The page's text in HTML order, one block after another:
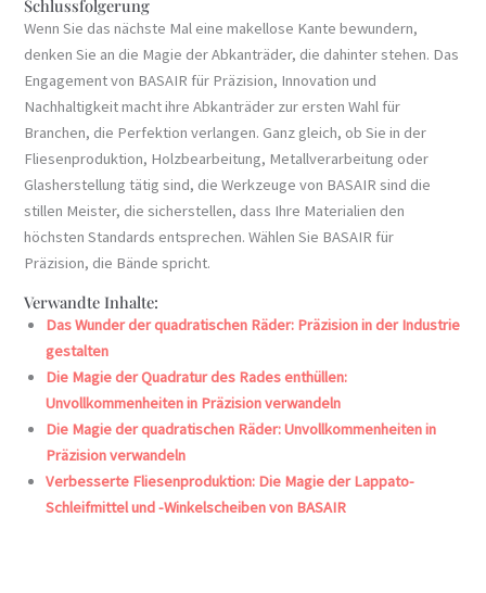
Schlussfolgerung
Wenn Sie das nächste Mal eine makellose Kante bewundern,
denken Sie an die Magie der Abkanträder, die dahinter stehen. Das
Engagement von BASAIR für Präzision, Innovation und
Nachhaltigkeit macht ihre Abkanträder zur ersten Wahl für
Branchen, die Perfektion verlangen. Ganz gleich, ob Sie in der
Fliesenproduktion, Holzbearbeitung, Metallverarbeitung oder
Glasherstellung tätig sind, die Werkzeuge von BASAIR sind die
stillen Meister, die sicherstellen, dass Ihre Materialien den
höchsten Standards entsprechen. Wählen Sie BASAIR für
Präzision, die Bände spricht.
Verwandte Inhalte:
Das Wunder der quadratischen Räder: Präzision in der Industrie
gestalten
Die Magie der Quadratur des Rades enthüllen:
Unvollkommenheiten in Präzision verwandeln
Die Magie der quadratischen Räder: Unvollkommenheiten in
Präzision verwandeln
Verbesserte Fliesenproduktion: Die Magie der Lappato-
Schleifmittel und -Winkelscheiben von BASAIR